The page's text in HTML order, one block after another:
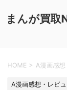
まんが買取
HOME > A漫画感想
A漫画感想・レビュ